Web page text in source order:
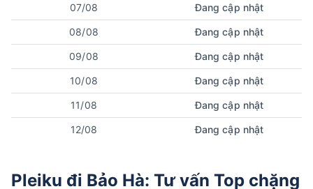
07/08 Đang cập nhật
08/08 Đang cập nhật
09/08 Đang cập nhật
10/08 Đang cập nhật
11/08 Đang cập nhật
12/08 Đang cập nhật
Pleiku đi Bảo Hà: Tư vấn Top chặng